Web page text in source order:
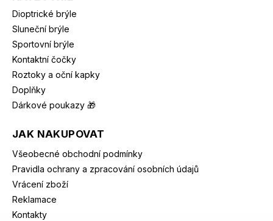
Dioptrické brýle
Sluneční brýle
Sportovní brýle
Kontaktní čočky
Roztoky a oční kapky
Doplňky
Dárkové poukazy 🎁
JAK NAKUPOVAT
Všeobecné obchodní podmínky
Pravidla ochrany a zpracování osobních údajů
Vrácení zboží
Reklamace
Kontakty